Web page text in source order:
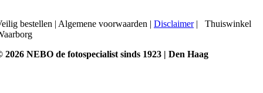
bestellen | Algemene voorwaarden | Disclaimer|
Thuiswinkel
2026 NEBO de fotospecialist sinds 1923 | Den Haag